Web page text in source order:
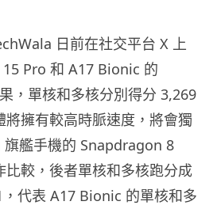
日前在社交平台 X 上
Pro 和 A17 Bionic 的
，單核和多核分別得分 3,269
擁有較高時脈速度，將會獨
艦手機的 Snapdragon 8
較，後者單核和多核跑分成
代表 A17 Bionic 的單核和多